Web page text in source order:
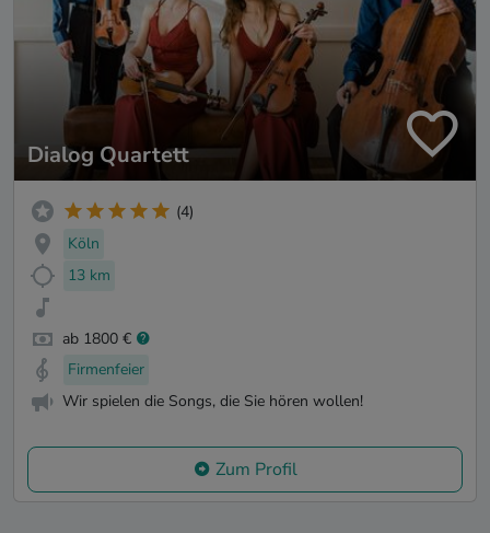
Dialog Quartett
(4)
Köln
13 km
ab 1800 €
Firmenfeier
Wir spielen die Songs, die Sie hören wollen!
Zum Profil